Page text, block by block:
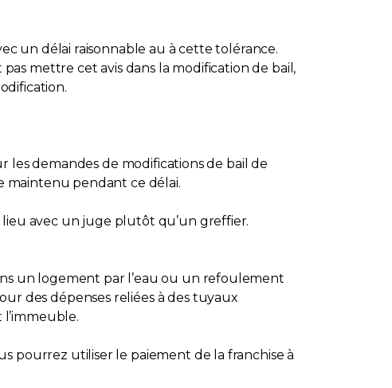
un délai raisonnable au à cette tolérance.
mettre cet avis dans la modification de bail,
les demandes de modifications de bail de
maintenu pendant ce délai.
avec un juge plutôt qu’un greffier.
un logement par l’eau ou un refoulement
des dépenses reliées à des tuyaux
pourrez utiliser le paiement de la franchise à